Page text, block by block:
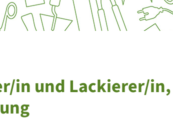
in und Lackierer/in,